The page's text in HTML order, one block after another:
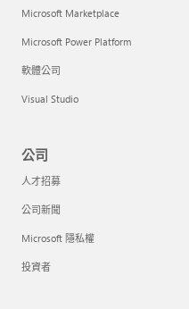
Microsoft Marketplace
Microsoft Power Platform
軟體公司
Visual Studio
公司
人才招募
公司新聞
Microsoft 隱私權
投資者